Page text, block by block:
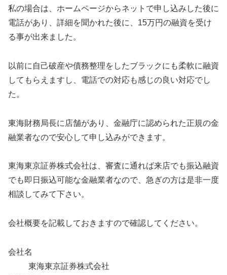
私の場合は、ホームページからネットで申し込みした後に
電話があり、詳細を聞かれた後に、15万円の融資を受け
る事が出来ました。
以前に自己破産や債務整理をしたブラックにも柔軟に融資
してもらえますし、電話での対応も感じの良い対応でし
た。
東海財務局長に店舗があり、金融庁に認められた正規の金
融業者なので安心して申し込みができます。
東海東京証券株式会社は、審査に通れば来店でも振込融資
でも即日振込可能な金融業者なので、急ぎの方は是非一度
相談してみて下さい。
会社概要を記載しておきますので確認してください。
会社名
東海東京証券株式会社